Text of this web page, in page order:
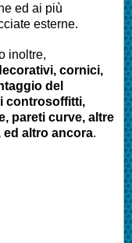
ed ai più
esterne.
inoltre,
cornici,
del
controsoffitti,
pareti curve, altre
ed altro ancora.